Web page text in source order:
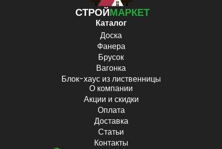
СТРОЙМАРКЕТ
Каталог
Доска
Фанера
Брусок
Вагонка
Блок-хаус из лиственницы
О компании
Акции и скидки
Оплата
Доставка
Статьи
Контакты